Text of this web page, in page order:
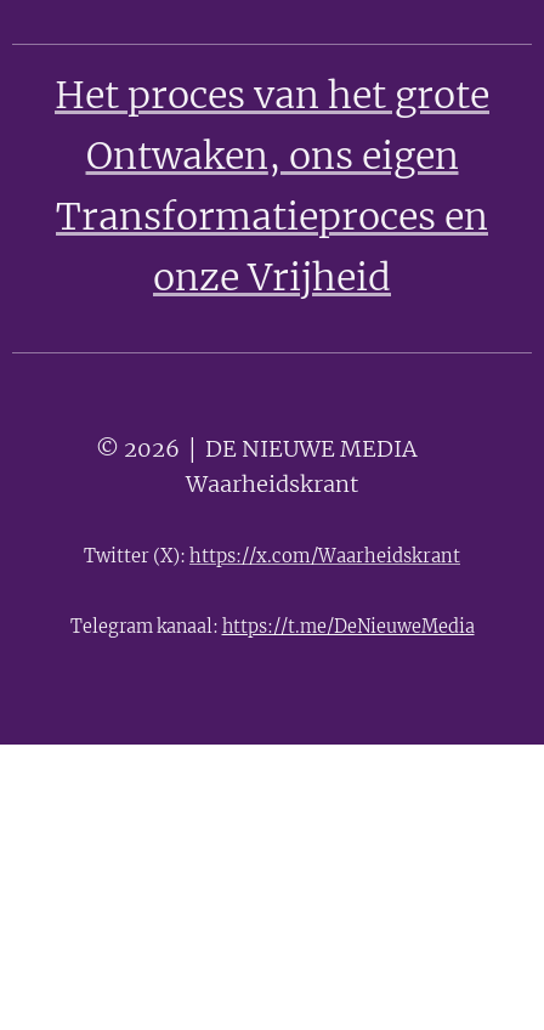
Het proces van het grote
Ontwaken, ons eigen
Transformatieproces en
onze Vrijheid
© 2026 │ DE NIEUWE MEDIA 🟣
Waarheidskrant
Twitter (X): https://x.com/Waarheidskrant
Telegram kanaal: https://t.me/DeNieuweMedia